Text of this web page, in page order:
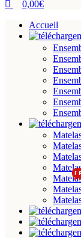
0,00€
Accueil